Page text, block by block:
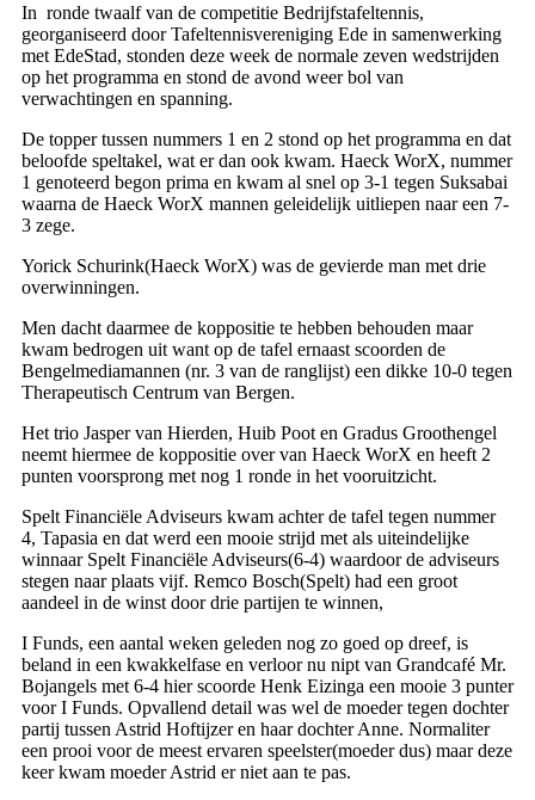
In ronde twaalf van de competitie Bedrijfstafeltennis,
georganiseerd door Tafeltennisvereniging Ede in samenwerking
met EdeStad, stonden deze week de normale zeven wedstrijden
op het programma en stond de avond weer bol van
verwachtingen en spanning.
De topper tussen nummers 1 en 2 stond op het programma en dat
beloofde speltakel, wat er dan ook kwam. Haeck WorX, nummer
1 genoteerd begon prima en kwam al snel op 3-1 tegen Suksabai
waarna de Haeck WorX mannen geleidelijk uitliepen naar een 7-
3 zege.
Yorick Schurink(Haeck WorX) was de gevierde man met drie
overwinningen.
Men dacht daarmee de koppositie te hebben behouden maar
kwam bedrogen uit want op de tafel ernaast scoorden de
Bengelmediamannen (nr. 3 van de ranglijst) een dikke 10-0 tegen
Therapeutisch Centrum van Bergen.
Het trio Jasper van Hierden, Huib Poot en Gradus Groothengel
neemt hiermee de koppositie over van Haeck WorX en heeft 2
punten voorsprong met nog 1 ronde in het vooruitzicht.
Spelt Financiële Adviseurs kwam achter de tafel tegen nummer
4, Tapasia en dat werd een mooie strijd met als uiteindelijke
winnaar Spelt Financiële Adviseurs(6-4) waardoor de adviseurs
stegen naar plaats vijf. Remco Bosch(Spelt) had een groot
aandeel in de winst door drie partijen te winnen,
I Funds, een aantal weken geleden nog zo goed op dreef, is
beland in een kwakkelfase en verloor nu nipt van Grandcafé Mr.
Bojangels met 6-4 hier scoorde Henk Eizinga een mooie 3 punter
voor I Funds. Opvallend detail was wel de moeder tegen dochter
partij tussen Astrid Hoftijzer en haar dochter Anne. Normaliter
een prooi voor de meest ervaren speelster(moeder dus) maar deze
keer kwam moeder Astrid er niet aan te pas.